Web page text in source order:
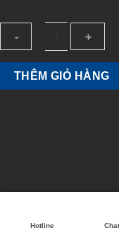
Hotline
Chloramine
THÊM GIỎ HÀNG